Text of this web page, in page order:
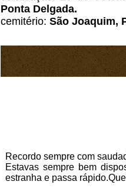
Ponta Delgada.
cemitério: São Joaquim,
Recordo sempre com
Estavas sempre bem
estranha e passa